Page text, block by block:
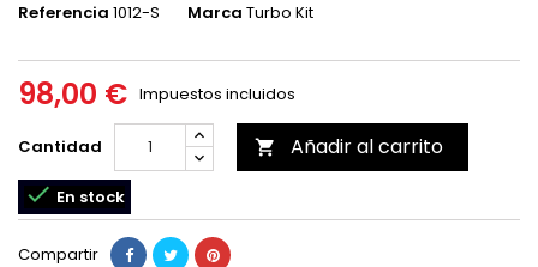
Referencia 1012-S Marca Turbo Kit
98,00 € Impuestos incluidos
Cantidad  Añadir al carrito
 En stock
Compartir